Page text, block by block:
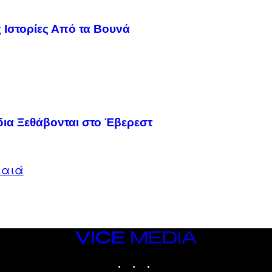
Ιστορίες Από τα Βουνά
Ξεθάβονται στο Έβερεστ
VICE